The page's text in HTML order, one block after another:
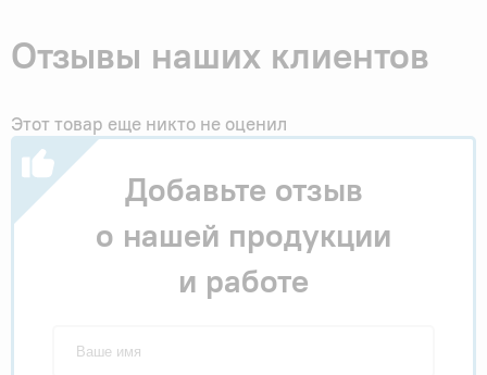
Отзывы наших клиентов
Этот товар еще никто не оценил
Добавьте отзыв
о нашей продукции
и работе